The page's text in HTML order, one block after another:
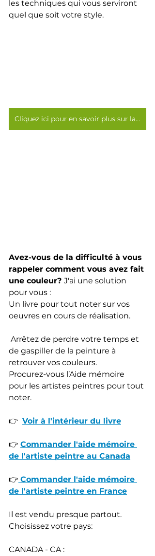
les techniques qui vous serviront
quel que soit votre style.
Cliquez ici pour en savoir plus sur la formation sur les pinceaux >>>
Avez-vous de la difficulté à vous
rappeler comment vous avez fait
une couleur? J'ai une solution
pour vous :
Un livre pour tout noter sur vos
oeuvres en cours de réalisation.
Arrêtez de perdre votre temps et
de gaspiller de la peinture à
retrouver vos couleurs.
Procurez-vous l’Aide mémoire
pour les artistes peintres pour tout
noter.
👉 Voir à l'intérieur du livre
👉 Commander l'aide mémoire
de l'artiste peintre au Canada
👉 Commander l'aide mémoire
de l'artiste peintre en France
Il est vendu presque partout.
Choisissez votre pays:
CANADA - CA :